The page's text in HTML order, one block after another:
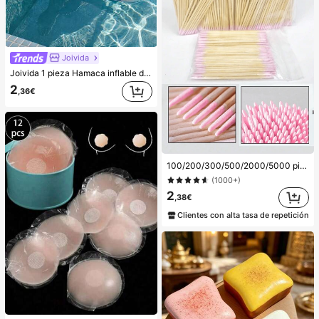
Joivida
Joivida 1 pieza Hamaca inflable de piscina con malla - Tumbona de adulto a rayas, apta para vacaciones, fiestas y relajación, disponible en rosa, amarillo, blanco, verde, azul y otros colores, hamaca de exterior, esencial para la playa y la piscina, excelente para fotografía
2 ,36€
100/200/300/500/2000/5000 piezas/20 piezas Palitos aplicadores de esmalte de uñas de doble extremo, herramientas aplicadoras de maquillaje de cejas de doble extremo pequeñas, aproximadamente 100 piezas/paquete (opciones de empaque 1/2/3/5 paquetes), multifuncionales
(1000+)
2 ,38€
Clientes con alta tasa de repetición